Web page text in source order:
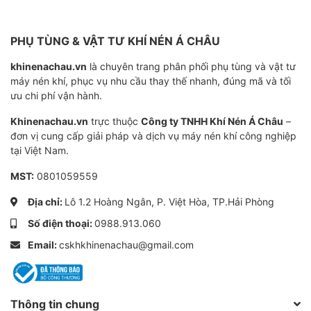
khách hàng.
Lựa chọn Hanchang HWVP series - Lựa chọn thông
minh cho doanh nghiệp của bạn! Liên hệ ngay với
ACCOM để được tư vấn và nhận báo giá ưu đãi.
Mã SKU
Loại sản phẩm Bơm hút chân không vòng nước 1
Model
Thương hiệu
PHỤ TÙNG & VẬT TƯ KHÍ NÉN Á CHÂU
khinenachau.vn là chuyên trang phân phối phụ tùng và vật tư
máy nén khí, phục vụ nhu cầu thay thế nhanh, đúng mã và tối
ưu chi phí vận hành.
Khinenachau.vn trực thuộc Công ty TNHH Khí Nén Á Châu –
đơn vị cung cấp giải pháp và dịch vụ máy nén khí công nghiệp
tại Việt Nam.
MST: 0801059559
Địa chỉ: Lô 1.2 Hoàng Ngân, P. Việt Hòa, TP.Hải Phòng
Số điện thoại:0988.913.060
Email:cskhkhinenachau@gmail.com
Thông tin chung